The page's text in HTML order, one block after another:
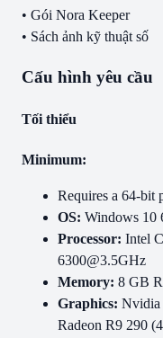
• Gói Nora Keeper
• Sách ảnh kỹ thuật số
Cấu hình yêu cầu
Tối thiểu
Minimum:
Requires a 64-bit
OS: Windows 10
Processor: Intel
6300@3.5GHz
Memory: 8 GB
Graphics: Nvidia
Radeon R9 290